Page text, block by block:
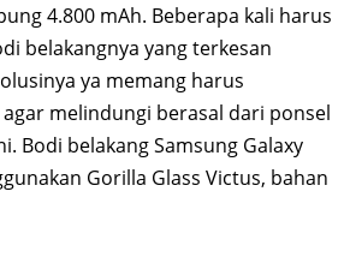
4.800 mAh. Beberapa kali harus
belakangnya yang terkesan
ya memang harus
melindungi berasal dari ponsel
Bodi belakang Samsung Galaxy
Gorilla Glass Victus, bahan